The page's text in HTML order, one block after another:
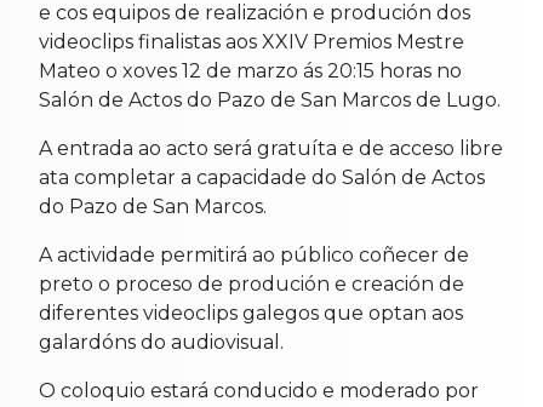
e cos equipos de realización e produción dos
videoclips finalistas aos XXIV Premios Mestre
Mateo o xoves 12 de marzo ás 20:15 horas no
Salón de Actos do Pazo de San Marcos de Lugo.
A entrada ao acto será gratuíta e de acceso libre
ata completar a capacidade do Salón de Actos
do Pazo de San Marcos.
A actividade permitirá ao público coñecer de
preto o proceso de produción e creación de
diferentes videoclips galegos que optan aos
galardóns do audiovisual.
O coloquio estará conducido e moderado por